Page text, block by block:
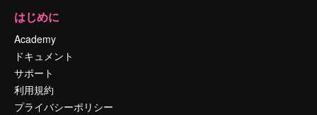
はじめに
Academy
ドキュメント
サポート
利用規約
プライバシーポリシー